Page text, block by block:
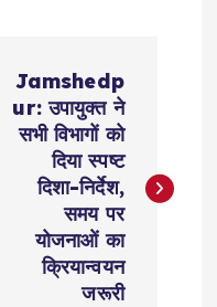
Jamshedp
ur: उपायुक्त ने
सभी विभागों को
दिया स्पष्ट
दिशा-निर्देश,
समय पर
योजनाओं का
क्रियान्वयन
जरूरी